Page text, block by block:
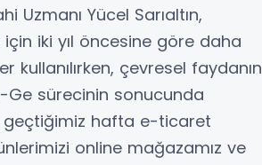
Uzmanı Yücel Sarıaltın,
iki yıl öncesine göre daha
çevresel faydanın
Ge sürecinin sonucunda
geçtiğimiz hafta e-ticaret
online mağazamız ve